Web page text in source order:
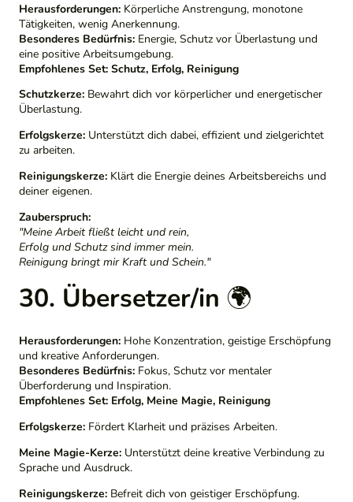
Herausforderungen: Körperliche Anstrengung, monotone
Tätigkeiten, wenig Anerkennung.
Besonderes Bedürfnis: Energie, Schutz vor Überlastung und
eine positive Arbeitsumgebung.
Empfohlenes Set: Schutz, Erfolg, Reinigung
Schutzkerze: Bewahrt dich vor körperlicher und energetischer
Überlastung.
Erfolgskerze: Unterstützt dich dabei, effizient und zielgerichtet
zu arbeiten.
Reinigungskerze: Klärt die Energie deines Arbeitsbereichs und
deiner eigenen.
Zauberspruch:
"Meine Arbeit fließt leicht und rein,
Erfolg und Schutz sind immer mein.
Reinigung bringt mir Kraft und Schein."
30. Übersetzer/in 🌍
Herausforderungen: Hohe Konzentration, geistige Erschöpfung
und kreative Anforderungen.
Besonderes Bedürfnis: Fokus, Schutz vor mentaler
Überforderung und Inspiration.
Empfohlenes Set: Erfolg, Meine Magie, Reinigung
Erfolgskerze: Fördert Klarheit und präzises Arbeiten.
Meine Magie-Kerze: Unterstützt deine kreative Verbindung zu
Sprache und Ausdruck.
Reinigungskerze: Befreit dich von geistiger Erschöpfung.